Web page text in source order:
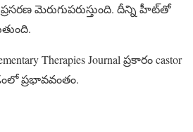
ప్రసరణ మెరుగుపరుస్తుంది. దీన్ని హీట్‌తో
Therapies Journal ప్రకారం castor
ప్రభావవంతం.